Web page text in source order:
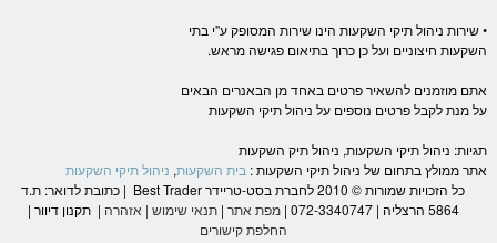
• שירות ניהול תיקי השקעותהינו שירות המסופק ע"י בתי
השקעותחיצוניים ועל כן כרוך בתיאום פגישה מראש.
אתם מוזמנים להשאיר פרטים באחד מן הבאנרים הבאים
על מנת לקבל פרטים נוספים על ניהול תיקי השקעות
תגיות: ניהול תיקי השקעות, ניהול תיק השקעות
אתר ממולץ בתחום של ניהול תיקי השקעות: בית השקעות, ניהול תיקי השקעות
כל הזכויות שמורות © 2010 לחברת בסט-טריידר Best Trader | כתובת לדואר: ת.ד
5864 הרצליה | 072-3340747 |
מפת אתר | תנאי שימוש | אזהרה | תקנון דיוור |
החלפת קישורים